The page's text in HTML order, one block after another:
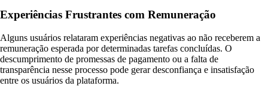
Experiências Frustrantes com Remuneração
Alguns usuários relataram experiências negativas ao não receberem a
remuneração esperada por determinadas tarefas concluídas. O
descumprimento de promessas de pagamento ou a falta de
transparência nesse processo pode gerar desconfiança e insatisfação
entre os usuários da plataforma.